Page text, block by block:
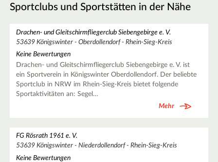
Sportclubs und Sportstätten in der Nähe
Drachen- und Gleitschirmfliegerclub Siebengebirge e. V.
53639 Königswinter - Oberdollendorf - Rhein-Sieg-Kreis
Keine Bewertungen
Drachen- und Gleitschirmfliegerclub Siebengebirge e. V. ist
ein Sportverein in Königswinter Oberdollendorf. Der beliebte
Sportclub in NRW im Rhein-Sieg-Kreis bietet folgende
Sportaktivitäten an: Segel…
Mehr
FG Rösrath 1961 e. V.
53639 Königswinter - Niederdollendorf - Rhein-Sieg-Kreis
Keine Bewertungen